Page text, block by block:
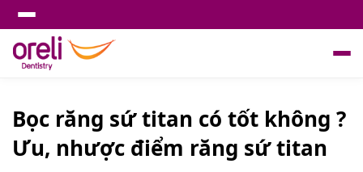
Bọc răng sứ titan có tốt không ?
Ưu, nhược điểm răng sứ titan